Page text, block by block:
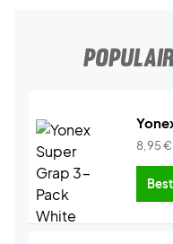
8,95€